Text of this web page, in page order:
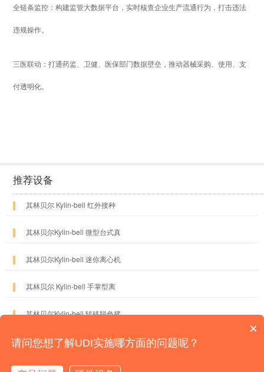
全链条监控：构建监管大数据平台，实时核查企业生产流通行为，打击违法
违规操作。
三医联动：打通药监、卫健、医保部门数据壁垒，推动器械采购、使用、支
付透明化。
推荐设备
▌ 其林贝尔 Kylin-bell 红外接种
▌ 其林贝尔Kylin-bell 微型台式真
▌ 其林贝尔Kylin-bell 迷你离心机
▌ 其林贝尔 Kylin-bell 手掌型离
▌ 其林贝尔Kylin-bell 转移脱色摇
×
请问您想了解UDI实施哪方面的问题呢？